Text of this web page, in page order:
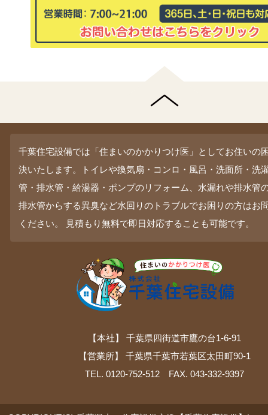
千葉住宅設備では「住まいのかかりつけ医」としてお住いの
決いたします。トイレや換気扇・コンロ・風呂・洗面所・洗
管・排水管・給湯器・ポンプのリフォーム、水漏れや排水管
排水管からする異臭など水回りのトラブルでお困りの方はお
ください。 見積もり無料で即日対応することも可能です。
【本社】 千葉県四街道市鷹の台1-6-91
【営業所】 千葉県千葉市若葉区太田町90-1
TEL. 0120-752-512 FAX. 043-332-9397